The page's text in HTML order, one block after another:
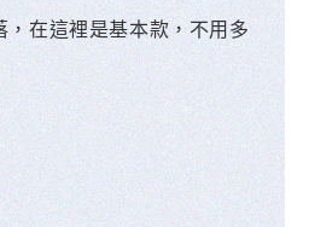
在這裡是基本款，不用多